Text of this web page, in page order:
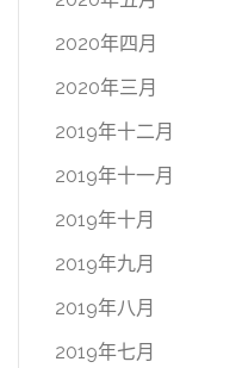
2020年四月
2020年三月
2019年十二月
2019年十一月
2019年十月
2019年九月
2019年八月
2019年七月